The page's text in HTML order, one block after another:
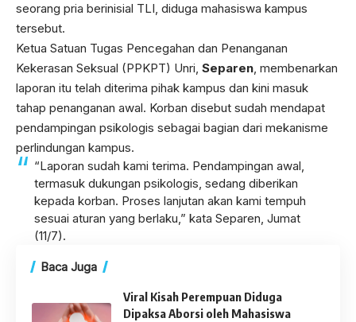
seorang pria berinisial TLI, diduga mahasiswa kampus
tersebut.
Ketua Satuan Tugas Pencegahan dan Penanganan
Kekerasan Seksual (PPKPT) Unri, Separen, membenarkan
laporan itu telah diterima pihak kampus dan kini masuk
tahap penanganan awal. Korban disebut sudah mendapat
pendampingan psikologis sebagai bagian dari mekanisme
perlindungan kampus.
“Laporan sudah kami terima. Pendampingan awal,
termasuk dukungan psikologis, sedang diberikan
kepada korban. Proses lanjutan akan kami tempuh
sesuai aturan yang berlaku,” kata Separen, Jumat
(11/7).
Baca Juga
Viral Kisah Perempuan Diduga
Dipaksa Aborsi oleh Mahasiswa